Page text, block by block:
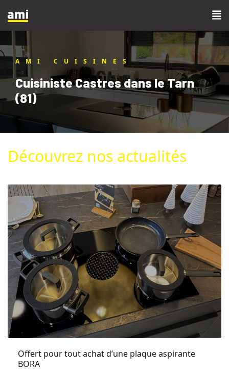
AMI CUISINES
Cuisiniste Castres dans le Tarn
(81)
Découvrez nos actualités
Offert pour tout achat d’une plaque aspirante
BORA